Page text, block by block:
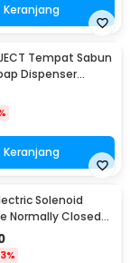
Keranjang
Tempat Sabun
Dispenser
Keranjang
Solenoid
Normally Closed
- 2W-200-20